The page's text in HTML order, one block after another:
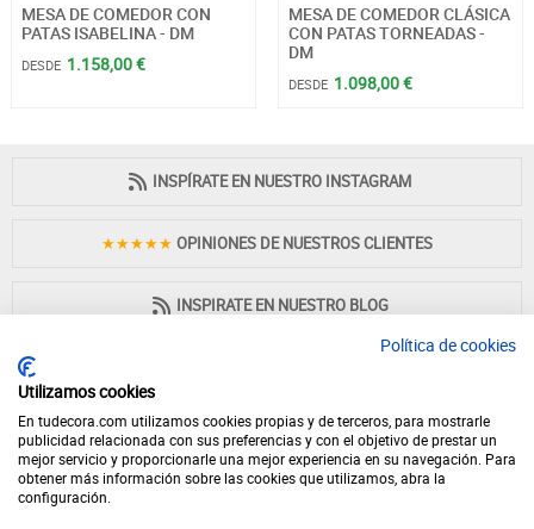
MESA DE COMEDOR CON
PATAS ISABELINA - DM
DESDE 1.158,00 €
MESA DE COMEDOR CLÁSICA
CON PATAS TORNEADAS -
DM
DESDE 1.098,00 €
INSPÍRATE EN NUESTRO INSTAGRAM
★★★★★ OPINIONES DE NUESTROS CLIENTES
INSPIRATE EN NUESTRO BLOG
PAGO 100% SEGURO
Política de cookies
Utilizamos cookies
En tudecora.com utilizamos cookies propias y de terceros, para mostrarle
publicidad relacionada con sus preferencias y con el objetivo de prestar un
mejor servicio y proporcionarle una mejor experiencia en su navegación. Para
obtener más información sobre las cookies que utilizamos, abra la
configuración.